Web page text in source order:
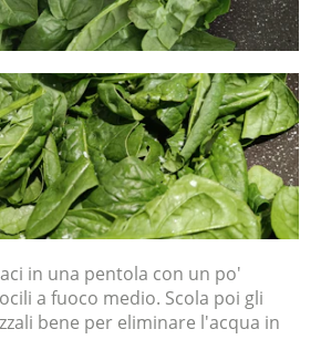
in una pentola con un po'
a fuoco medio. Scola poi gli
bene per eliminare l'acqua in